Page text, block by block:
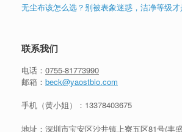
无尘布该怎么选？别被表象迷惑，洁净等级才
联系我们
电话： 0755-81773990
邮箱： beck@yaostbio.com
手机（黄小姐）： 13378403675
地址：深圳市宝安区沙井镇上寮五区81号(丰